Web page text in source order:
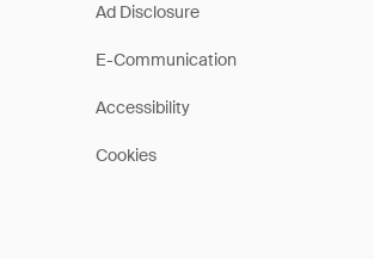
Ad Disclosure
E-Communication
Accessibility
Cookies